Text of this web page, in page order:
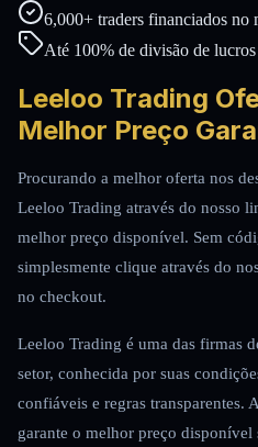
6,000+ traders financiados no
Até 100% de divisão de lucros
Leeloo Trading
Melhor Preço
Procurando a melhor oferta nos
Leeloo Trading através do nosso
melhor preço disponível. Sem
simplesmente clique através do
no checkout.
Leeloo Trading é uma das firmas
setor, conhecida por suas
confiáveis e regras transparentes.
garante o melhor preço disponível